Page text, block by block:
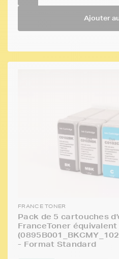
Ajouter
FRANCE TONER
Pack de 5 cartouches
FranceToner équivalent
- Format Standard